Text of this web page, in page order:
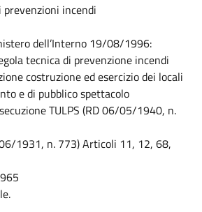
incendi
dell’Interno 19/08/1996:
tecnica di prevenzione incendi
costruzione ed esercizio dei locali
e di pubblico spettacolo
TULPS (RD 06/05/1940, n.
1931, n. 773) Articoli 11, 12, 68,